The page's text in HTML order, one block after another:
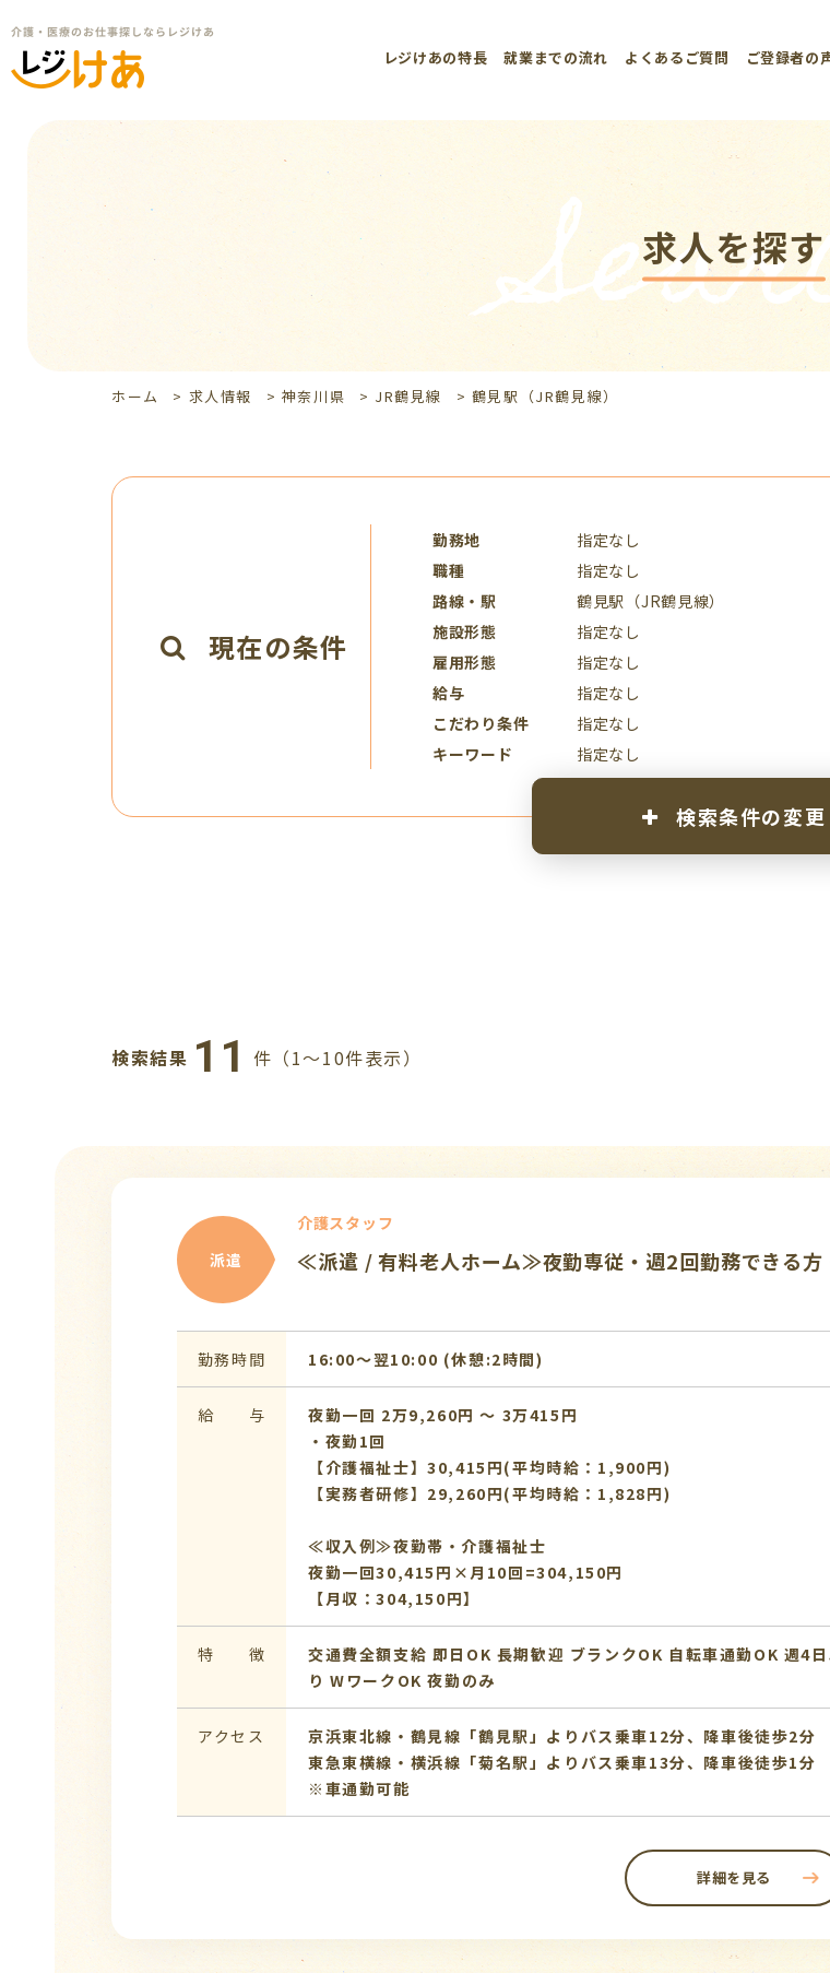
レジけあの特長 就業までの流れ よくあるご質問 ご登録者の
求人を探す
ホーム > 求人情報 > 神奈川県 > JR鶴見線 > 鶴見駅（JR鶴見線）
現在の条件
勤務地
指定なし
職種
指定なし
路線・駅
鶴見駅（JR鶴見線）
施設形態
指定なし
雇用形態
指定なし
給与
指定なし
こだわり条件
指定なし
キーワード
指定なし
検索条件の変更
検索結果 11 件（1〜10件表示）
派遣
介護スタッフ
≪派遣 / 有料老人ホーム≫夜勤専従・週2回勤務できる
勤務時間 16:00〜翌10:00 (休憩:2時間)
給 与
夜勤一回 2万9,260円 〜 3万415円
・夜勤1回
【介護福祉士】30,415円(平均時給：1,900円)
【実務者研修】29,260円(平均時給：1,828円)
≪収入例≫夜勤帯・介護福祉士
夜勤一回30,415円×月10回=304,150円
【月収：304,150円】
特 徴 交通費全額支給 即日OK 長期歓迎 ブランクOK 自転車通勤OK 週4
り WワークOK 夜勤のみ
アクセス
京浜東北線・鶴見線「鶴見駅」よりバス乗車12分、降車後徒歩2分
東急東横線・横浜線「菊名駅」よりバス乗車13分、降車後徒歩1分
※車通勤可能
詳細を見る